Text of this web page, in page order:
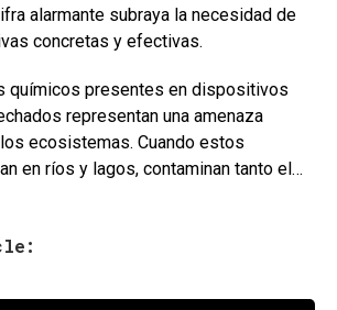
alarmante subraya la necesidad de
concretas y efectivas.
químicos presentes en dispositivos
representan una amenaza
ecosistemas. Cuando estos
en ríos y lagos, contaminan tanto el…